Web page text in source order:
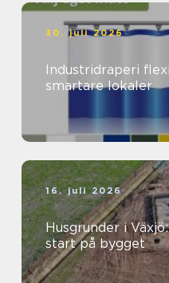
30. juli 2026
Industridraperi flexibel avskärmning för
smartare lokaler
16. juli 2026
Husgrunder i
start på bygget